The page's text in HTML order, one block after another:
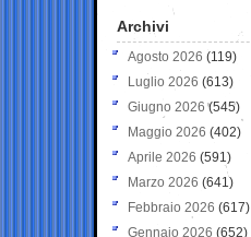
Archivi
Agosto 2026 (119)
Luglio 2026 (613)
Giugno 2026 (545)
Maggio 2026 (402)
Aprile 2026 (591)
Marzo 2026 (641)
Febbraio 2026 (617)
Gennaio 2026 (652)